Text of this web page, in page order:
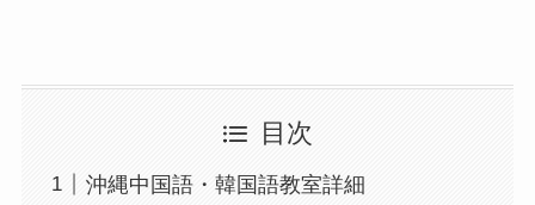
目次
沖縄中国語・韓国語教室詳細